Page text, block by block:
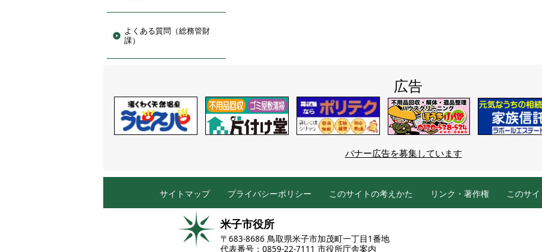
よくある質問（総務管財
課）
広告
バナー広告を募集しています
サイトマップ プライバシーポリシー このサイトの考えかた リンク・著作権 このサ
米子市役所
〒683-8686 鳥取県米子市加茂町一丁目1番地
代表番号：0859-22-7111 市役所庁舎案内